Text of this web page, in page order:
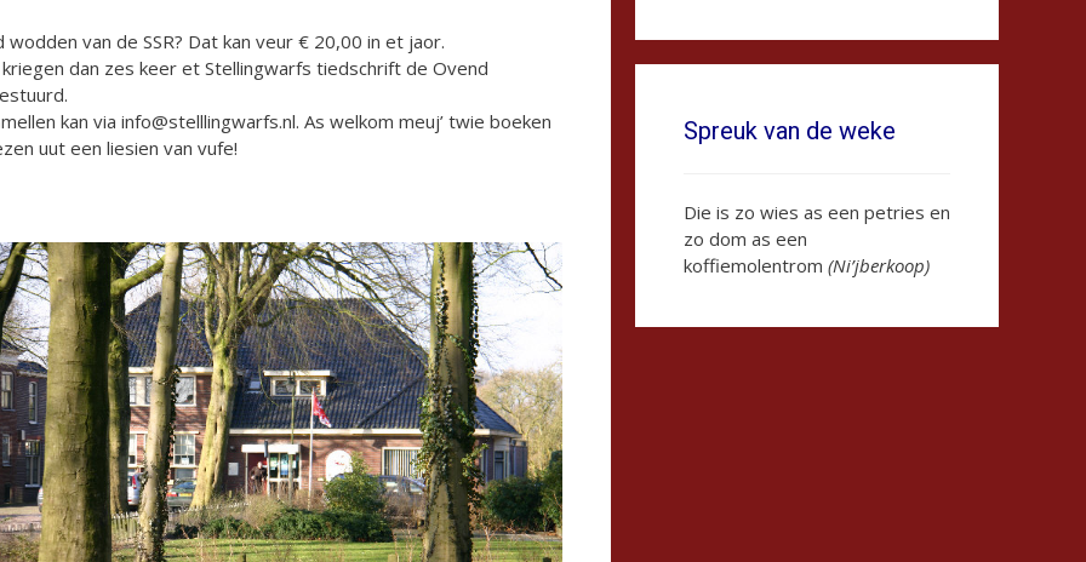
wodden van de SSR? Dat kan veur € 20,00 in et jaor.
dan zes keer et Stellingwarfs tiedschrift de Ovend
kan via info@stelllingwarfs.nl. As welkom meuj’ twie boeken
uut een liesien van vufe!
Spreuk van de weke
Die is zo wies as een petries en
zo dom as een
koffiemolentrom (Ni’jberkoop)